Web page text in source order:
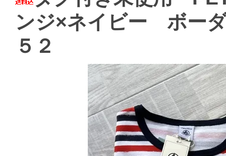
ンジ×ネイビー ボー
５２